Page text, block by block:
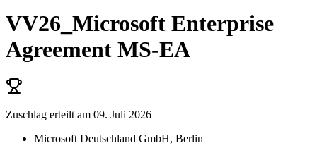
VV26_Microsoft Enterprise
Agreement MS-EA
Zuschlag erteilt am 09. Juli 2026
Microsoft Deutschland GmbH, Berlin